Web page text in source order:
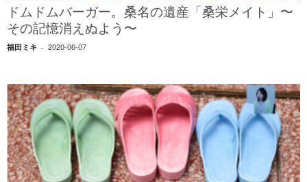
ドムドムバーガー。桑名の遺産「桑栄メイト」〜
その記憶消えぬよう〜
福田ミキ - 2020-06-07